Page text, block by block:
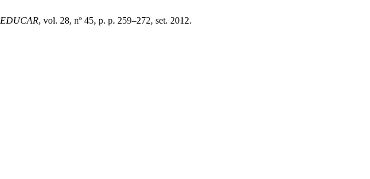
EDUCAR, vol. 28, nº 45, p. p. 259–272, set. 2012.